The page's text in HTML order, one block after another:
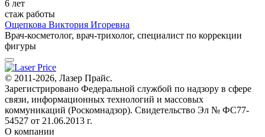
6 лет
стаж работы
Ощепкова Виктория Игоревна
Врач-косметолог, врач-трихолог, специалист по коррекции
фигуры
© 2011-2026, Лазер Прайс.
Зарегистрировано Федеральной службой по надзору в сфере
связи, информационных технологий и массовых
коммуникаций (Роскомнадзор). Свидетельство Эл № ФС77-
54527 от 21.06.2013 г.
О компании